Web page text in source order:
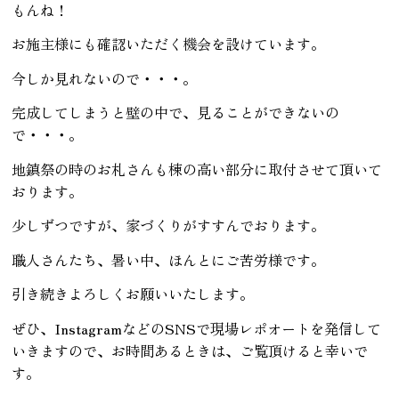
もんね！
お施主様にも確認いただく機会を設けています。
今しか見れないので・・・。
完成してしまうと壁の中で、見ることができないの
で・・・。
地鎮祭の時のお札さんも棟の高い部分に取付させて頂いて
おります。
少しずつですが、家づくりがすすんでおります。
職人さんたち、暑い中、ほんとにご苦労様です。
引き続きよろしくお願いいたします。
ぜひ、InstagramなどのSNSで現場レポオートを発信して
いきますので、お時間あるときは、ご覧頂けると幸いで
す。